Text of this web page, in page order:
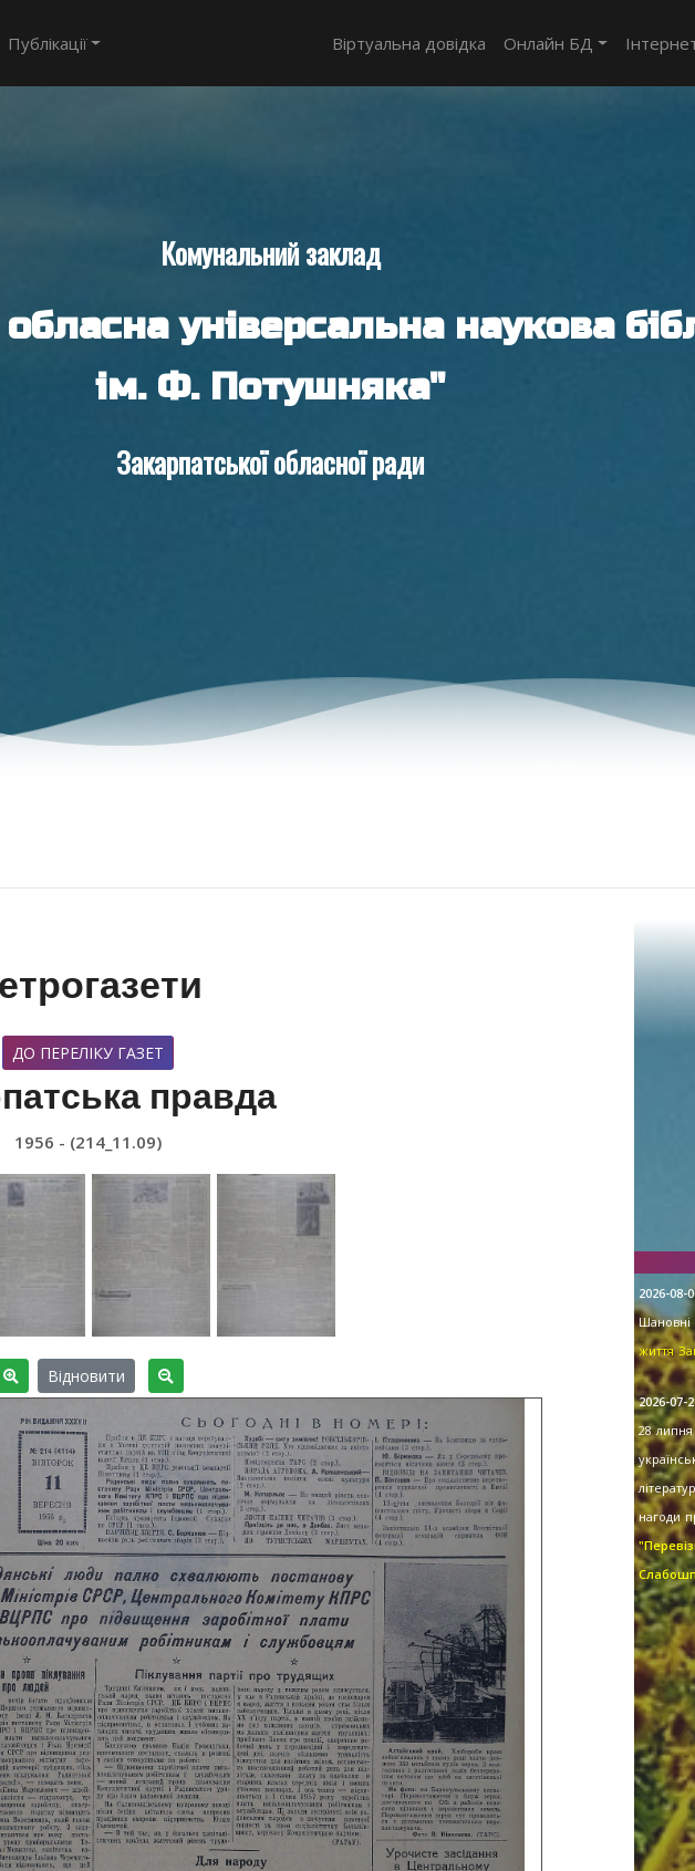
Публікації Віртуальна довідка Онлайн БД
Комунальний заклад
універсальна наукова
ім. Ф. Потушняка"
Закарпатської обласної ради
ДО ПЕРЕЛІКУ ГАЗЕТ
правда
1956 - (214_11.09)
Відновити
2026-08-
Шановні
життя
2026-07-
28
нагоди